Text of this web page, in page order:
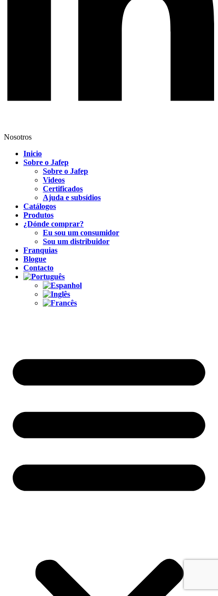
Nosotros
Inicio
Sobre o Jafep
Sobre o Jafep
Videos
Certificados
Ajuda e subsídios
Catálogos
Produtos
¿Dónde comprar?
Eu sou um consumidor
Sou um distribuidor
Franquias
Blogue
Contacto